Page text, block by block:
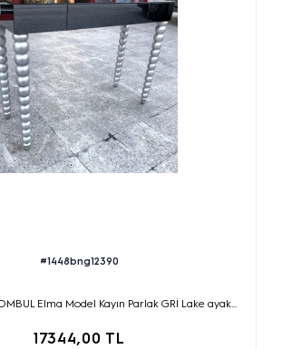
#1448bng12390
Elma Model Kayın Parlak GRİ Lake ayak...
17344,00 TL